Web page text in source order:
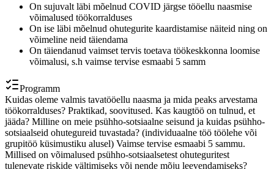
On sujuvalt läbi mõelnud COVID järgse tööellu naasmise
võimalused töökorralduses
On ise läbi mõelnud ohutegurite kaardistamise näiteid ning on
võimeline neid täiendama
On täiendanud vaimset tervis toetava töökeskkonna loomise
võimalusi, s.h vaimse tervise esmaabi 5 samm
Programm
Kuidas oleme valmis tavatööellu naasma ja mida peaks arvestama
töökorralduses? Praktikad, soovitused. Kas kaugtöö on tulnud, et
jääda? Milline on meie psühho-sotsiaalne seisund ja kuidas psühho-
sotsiaalseid ohutegureid tuvastada? (individuaalne töö töölehe või
grupitöö küsimustiku alusel) Vaimse tervise esmaabi 5 sammu.
Millised on võimalused psühho-sotsiaalsetest ohuteguritest
tulenevate riskide vältimiseks või nende mõju leevendamiseks?